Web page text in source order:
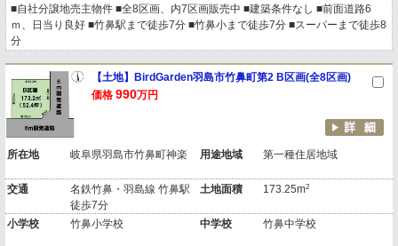
■自社分譲地売主物件 ■全8区画、内7区画販売中 ■建築条件なし ■前面道路6
ｍ、日当り良好 ■竹鼻駅まで徒歩7分 ■竹鼻小まで徒歩7分 ■スーパーまで徒歩8
分
【土地】BirdGarden羽島市竹鼻町第2 B区画(全8区画)
価格 990万円
所在地 岐阜県羽島市竹鼻町神楽 用途地域 第一種住居地域
交通
名鉄竹鼻・羽島線 竹鼻駅
徒歩7分
土地面積 173.25m2
小学校 竹鼻小学校 中学校 竹鼻中学校